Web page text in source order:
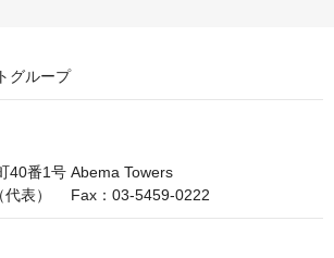
グループ
40番1号 Abema Towers
表）　 Fax：03-5459-0222